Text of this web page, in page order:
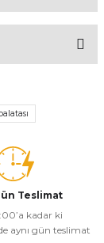
kullanarak
Teslimat
kadar ki
aynı gün teslimat